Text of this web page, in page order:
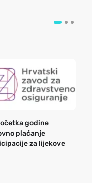
godine
plaćanje
za lijekove